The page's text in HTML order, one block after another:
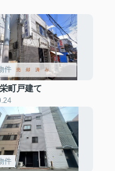
件
町戸建て
件